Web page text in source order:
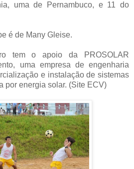
uma de Pernambuco, e 11 do
é de Many Gleise.
tem o apoio da PROSOLAR
uma empresa de engenharia
e instalação de sistemas
por energia solar. (Site ECV)